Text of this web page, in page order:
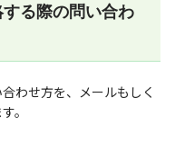
る際の問い合わ
わせ方を、メールもしく
。